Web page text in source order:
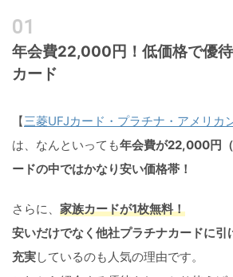
年会費22,000円！低価格で優
カード
【三菱UFJカード・プラチナ・アメリカ
は、なんといっても年会費が22,000円
ードの中ではかなり安い価格帯！
さらに、 家族カードが1枚無料！
安いだけでなく他社プラチナカードに引
充実しているのも人気の理由です。